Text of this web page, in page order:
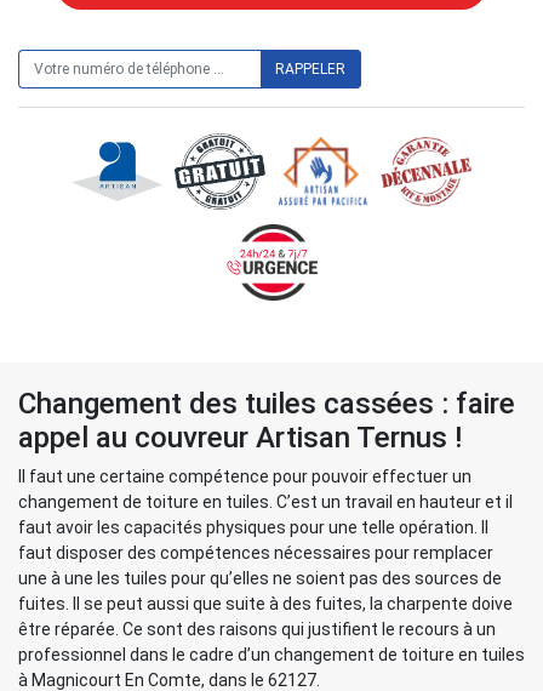
Changement des tuiles cassées : faire
appel au couvreur Artisan Ternus !
Il faut une certaine compétence pour pouvoir effectuer un
changement de toiture en tuiles. C’est un travail en hauteur et il
faut avoir les capacités physiques pour une telle opération. Il
faut disposer des compétences nécessaires pour remplacer
une à une les tuiles pour qu’elles ne soient pas des sources de
fuites. Il se peut aussi que suite à des fuites, la charpente doive
être réparée. Ce sont des raisons qui justifient le recours à un
professionnel dans le cadre d’un changement de toiture en tuiles
à Magnicourt En Comte, dans le 62127.